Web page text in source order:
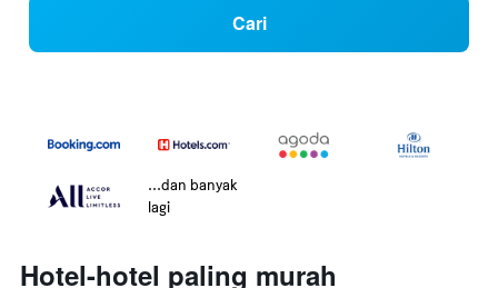
Cari
...dan banyak
lagi
Hotel-hotel paling murah